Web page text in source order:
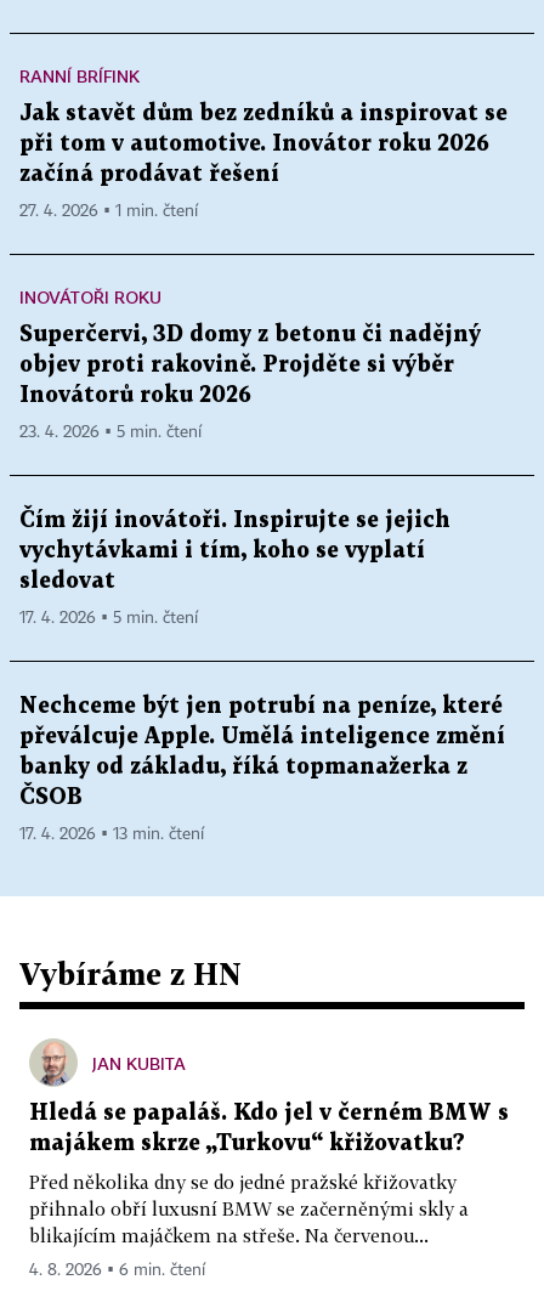
RANNÍ BRÍFINK
Jak stavět dům bez zedníků a inspirovat se
při tom v automotive. Inovátor roku 2026
začíná prodávat řešení
27. 4. 2026 ▪ 1 min. čtení
INOVÁTOŘI ROKU
Superčervi, 3D domy z betonu či nadějný
objev proti rakovině. Projděte si výběr
Inovátorů roku 2026
23. 4. 2026 ▪ 5 min. čtení
Čím žijí inovátoři. Inspirujte se jejich
vychytávkami i tím, koho se vyplatí
sledovat
17. 4. 2026 ▪ 5 min. čtení
Nechceme být jen potrubí na peníze, které
převálcuje Apple. Umělá inteligence změní
banky od základu, říká topmanažerka z
ČSOB
17. 4. 2026 ▪ 13 min. čtení
Vybíráme z HN
JAN KUBITA
Hledá se papaláš. Kdo jel v černém BMW s
majákem skrze „Turkovu“ křižovatku?
Před několika dny se do jedné pražské křižovatky
přihnalo obří luxusní BMW se začerněnými skly a
blikajícím majáčkem na střeše. Na červenou...
4. 8. 2026 ▪ 6 min. čtení